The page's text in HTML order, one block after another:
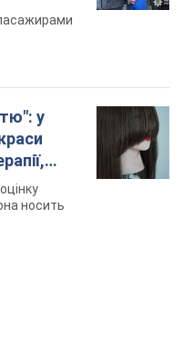
носить